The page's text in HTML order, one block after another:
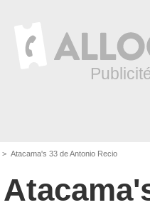
Atacama's 33 de Antonio Recio